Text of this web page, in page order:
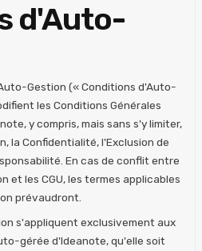
d'Auto-
Gestion (« Conditions d'Auto-
les Conditions Générales
y compris, mais sans s'y limiter,
la Confidentialité, l'Exclusion de
En cas de conflit entre
et les CGU, les termes applicables
prévaudront.
s'appliquent exclusivement aux
gérée d'Ideanote, qu'elle soit